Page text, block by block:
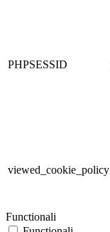
PHPSESSID
viewed_cookie_policy
Functionali